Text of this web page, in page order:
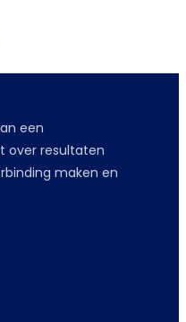
een
over resultaten
maken en